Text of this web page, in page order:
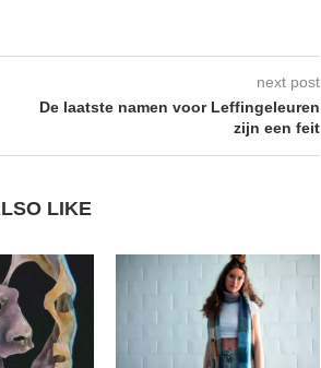
next post
De laatste namen voor Leffingeleuren
zijn een feit
LIKE